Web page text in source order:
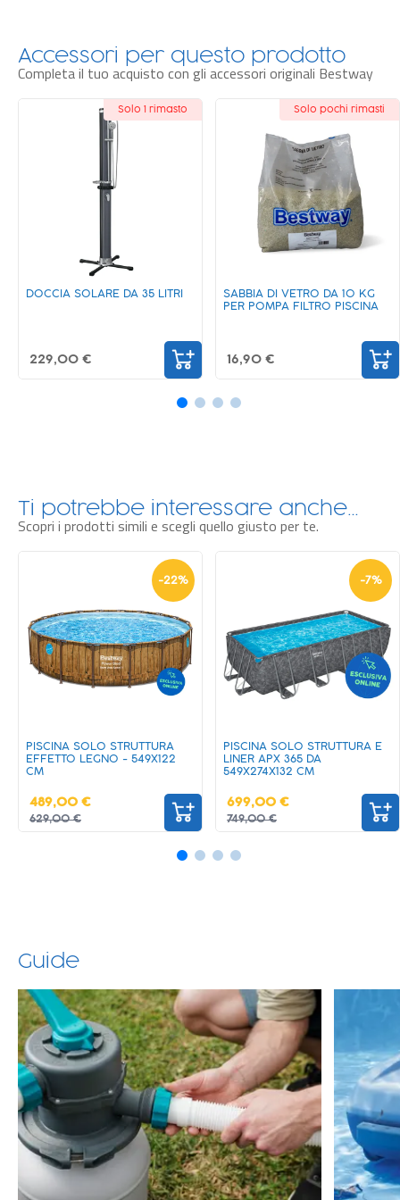
Caratteristiche e design
rivestimento interno effetto mosaico ti faranno vivere un’esperienza
di lusso a ogni tuffo!
Accessori per questo prodotto
Completa il tuo acquisto con gli accessori originali Bestway
Novità
Solo 1 rimasto
DOCCIA SOLARE DA 35 LITRI
229,00 €
Solo pochi rimasti
SABBIA DI VETRO DA 10 KG
PER POMPA FILTRO PISCINA
16,90 €
Ti potrebbe interessare anche…
Scopri i prodotti simili e scegli quello giusto per te.
-22%
PISCINA SOLO STRUTTURA
EFFETTO LEGNO - 549X122
CM
489,00 €
629,00 €
-7%
PISCINA SOLO STRUTTURA E
LINER APX 365 DA
549X274X132 CM
699,00 €
749,00 €
Guide